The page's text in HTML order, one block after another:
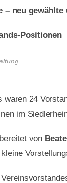
neu gewählte
Positionen
waren 24
im
von